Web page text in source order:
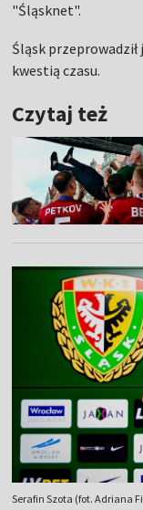
"Śląsknet".
Śląsk
kwestią czasu.
Czytaj też
Serafin Szota (fot. Adriana